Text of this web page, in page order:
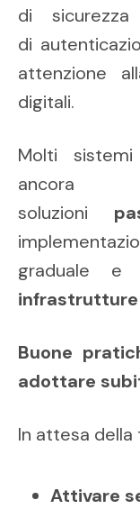
di
di
attenzione
digitali.
Molti
ancora
soluzioni
graduale e
infrastrutture
Buone
adottare
In attesa della
Attivare